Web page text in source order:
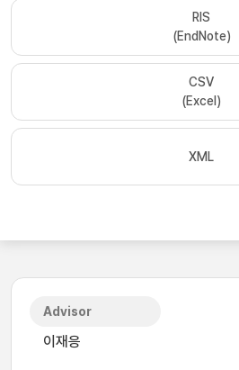
RIS
(EndNote)
CSV
(Excel)
XML
Advisor
이재응